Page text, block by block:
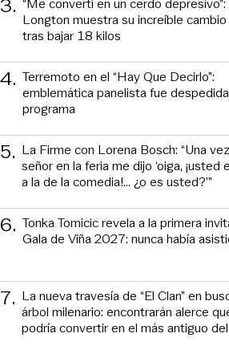
3.
Longton muestra su increíble
tras bajar 18 kilos
4. Terremoto en el “Hay Que Decirlo”:
emblemática panelista fue
programa
5. La Firme con Lorena Bosch: “Una
señor en la feria me dijo ‘oiga, ¡usted
a la de la comedia!... ¿o es usted?’”
6. Tonka Tomicic revela a la primera
Gala de Viña 2027: nunca había
7. La nueva travesía de “El Clan” en
árbol milenario: encontrarán alerce
podría convertir en el más antiguo